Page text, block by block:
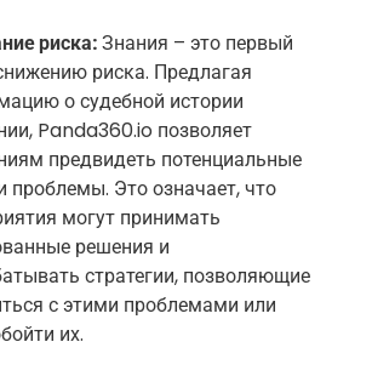
риска:Знания – это первый
риска. Предлагая
о судебной истории
Panda360.io позволяет
предвидеть потенциальные
проблемы. Это означает, что
могут принимать
решения и
стратегии, позволяющие
с этими проблемами или
их.